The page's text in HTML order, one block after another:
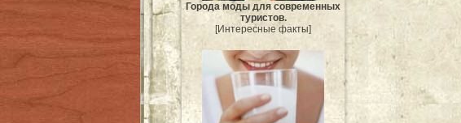
Города моды для современных
туристов.
[Интересные факты]